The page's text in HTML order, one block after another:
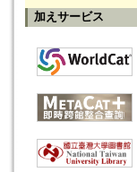
加えサービス